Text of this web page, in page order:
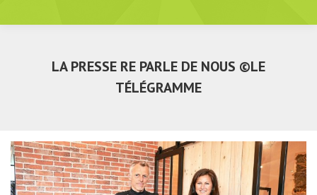
LA PRESSE RE PARLE DE NOUS ©LE
TÉLÉGRAMME